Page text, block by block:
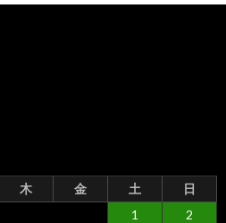
木 金 土 日
1
2